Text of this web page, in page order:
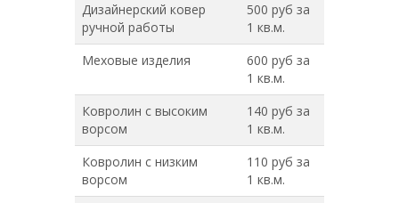
Дизайнерский ковер
ручной работы
500 руб за
1 кв.м.
Меховые изделия
600 руб за
1 кв.м.
Ковролин с высоким
ворсом
140 руб за
1 кв.м.
Ковролин с низким
ворсом
110 руб за
1 кв.м.